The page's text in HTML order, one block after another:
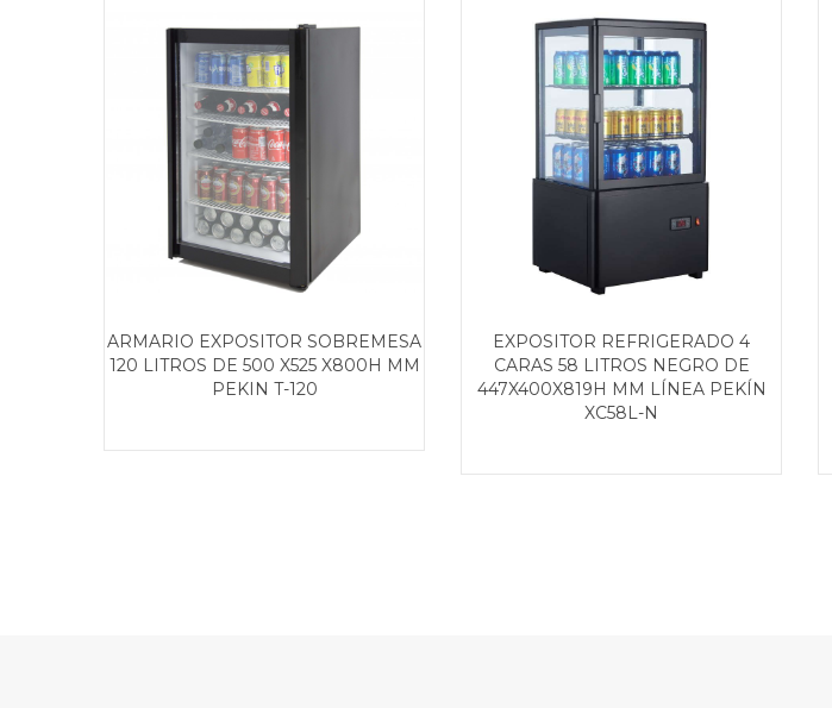
ARMARIO EXPOSITOR SOBREMESA
120 LITROS DE 500 X525 X800H MM
PEKIN T-120
EXPOSITOR REFRIGERADO 4
CARAS 58 LITROS NEGRO DE
447X400X819H MM LÍNEA PEKÍN
XC58L-N